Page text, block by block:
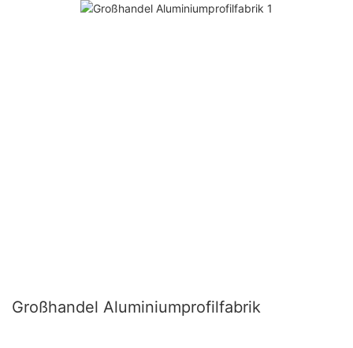
Großhandel Aluminiumprofilfabrik